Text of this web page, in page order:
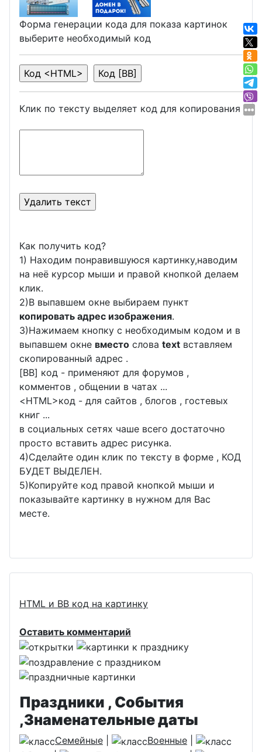
Форма генерации кода для показа картинок
выберите необходимый код
Клик по тексту выделяет код для копирования
Как получить код?
1) Находим понравившуюся картинку,наводим
на неё курсор мыши и правой кнопкой делаем
клик.
2)В выпавшем окне выбираем пункт
копировать адрес изображения.
3)Нажимаем кнопку с необходимым кодом и в
выпавшем окне вместо слова text вставляем
скопированный адрес .
[BB] код - применяют для форумов ,
комментов , общении в чатах ...
<HTML>код - для сайтов , блогов , гостевых
книг ...
в социальных сетях чаше всего достаточно
просто вставить адрес рисунка.
4)Сделайте один клик по тексту в форме , КОД
БУДЕТ ВЫДЕЛЕН.
5)Копируйте код правой кнопкой мыши и
показывайте картинку в нужном для Вас
месте.
HTML и BB код на картинку
Оставить комментарий
Праздники , События
,Знаменательные даты
Семейные Военные